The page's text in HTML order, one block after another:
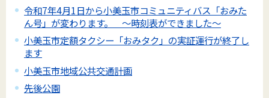
令和7年4月1日から小美玉市コミュニティバス「おみた
ん号」が変わります。 ～時刻表ができました～
小美玉市定額タクシー「おみタク」の実証運行が終了し
ます
小美玉市地域公共交通計画
先後公園